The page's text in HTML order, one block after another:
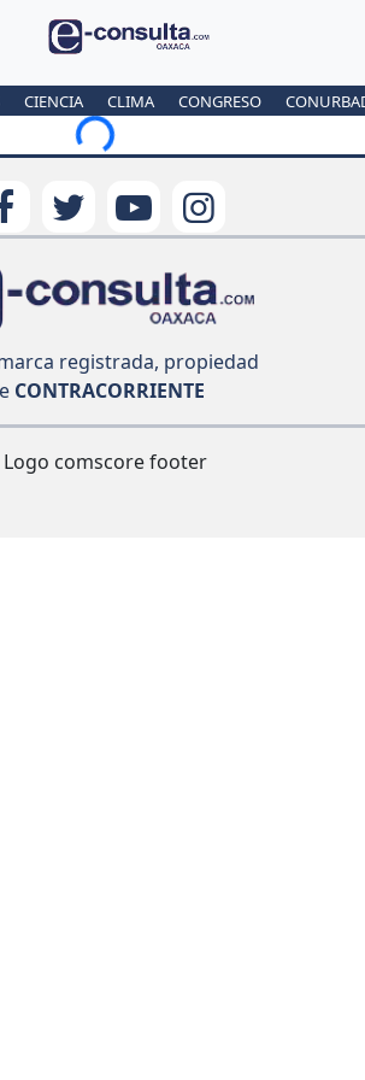
CIENCIA CLIMA CONGRESO
Loading...
registrada, propiedad
CONTRACORRIENTE